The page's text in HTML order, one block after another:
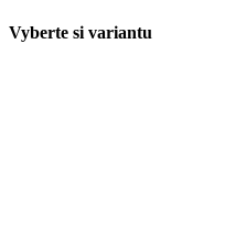
Vyberte si variantu